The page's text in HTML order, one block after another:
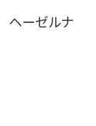
ーゼルナ